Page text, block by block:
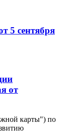
5 сентября
от
карты") по